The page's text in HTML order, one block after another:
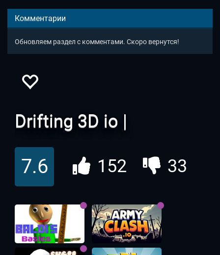
Комментарии
Обновляем раздел с комментами. Скоро вернутся!
Drifting 3D io |
Дрифтинг 3D ио
7.6 152 33